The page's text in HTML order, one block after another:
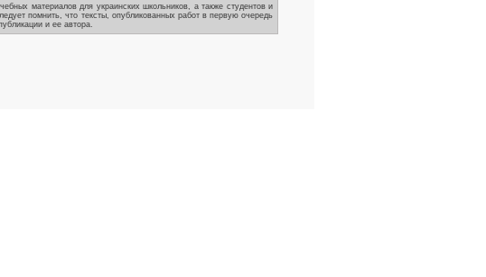
материалов для украинских школьников, а также студентов и
помнить, что тексты, опубликованных работ в первую очередь
и ее автора.